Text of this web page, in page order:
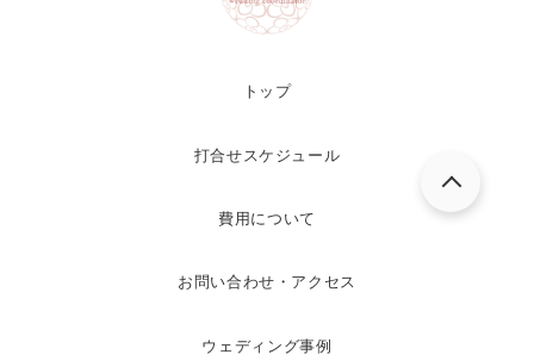
トップ
打合せスケジュール
費用について
お問い合わせ・アクセス
ウェディング事例